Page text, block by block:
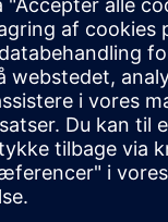
GreenPower LED